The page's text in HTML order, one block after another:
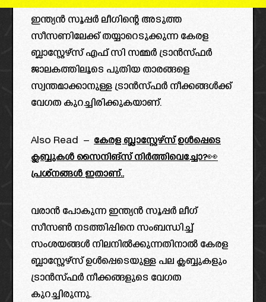
ഇന്ത്യൻ സൂപ്പർ ലീഗിന്റെ അടുത്ത
സീസണിലേക്ക് തയ്യാറെടുക്കുന്ന കേരള
ബ്ലാസ്റ്റേഴ്സ് എഫ് സി സമ്മർ ട്രാൻസ്ഫർ
ജാലകത്തിലൂടെ പുതിയ താരങ്ങളെ
സ്വന്തമാക്കാനുള്ള ട്രാൻസ്ഫർ നീക്കങ്ങൾക്ക്
വേഗത കുറച്ചിരിക്കുകയാണ്.
Also Read – കേരള ബ്ലാസ്റ്റേഴ്‌സ് ഉൾപ്പെടെ
ക്ലബ്ബുകൾ സൈനിങ്സ് നിർത്തിവെച്ചോ?👀
പ്രശ്നങ്ങൾ ഇതാണ്..
വരാൻ പോകുന്ന ഇന്ത്യൻ സൂപ്പർ ലീഗ്
സീസൺ നടത്തിപ്പിനെ സംബന്ധിച്ച്
സംശയങ്ങൾ നിലനിൽക്കുന്നതിനാൽ കേരള
ബ്ലാസ്റ്റേഴ്സ് ഉൾപ്പെടെയുള്ള പല ക്ലബ്ബുകളും
ട്രാൻസ്ഫർ നീക്കങ്ങളുടെ വേഗത
കുറച്ചിരുന്നു.